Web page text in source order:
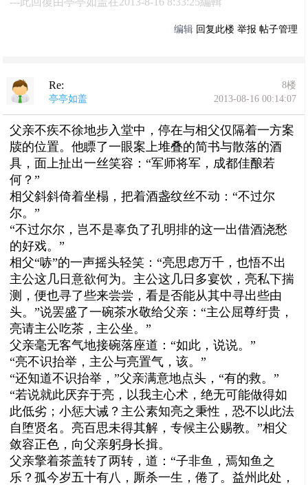
编辑 回复此楼 举报 帖子管理
Re:
8楼
亭亭如盖
2013-08-16 00:14:07
父亲不疾不徐地步入堂中，停在与相父仅隔着一方案
牍的位置。他瞟了一眼案上堆叠的简书与散落的酒
具，面上扯出一丝笑容：“军师将军，成都佳酿若
何？”
相父斜斜倚着坐榻，把着酒盏纹丝不动：“不过尔
尔。”
“不过尔尔，岂不是辜负了孔明排的这一出借酒浇愁
的好戏。”
相父“哧”的一声摇头轻笑：“亮思虑万千，也悟不出
主公这几日意欲何为。主公这几日多宴饮，亮私下揣
测，便也寻了些来尝尝，看是否能从其中寻出些由
头。”说罢盛了一碗茶水敬给父亲：“主公屈尊纡贵，
亮请主公吃茶，主公坐。”
父亲毫无客气地接碗落座道：“如此，说说。”
“亮不识抬举，主公与亮置气，该。”
“还知道不识抬举，”父亲满意地点头，“有的救。”
“若说就此厌弃于亮，以我主心术，绝无可能做得如
此低劣；小惩大诫？主公素知亮之秉性，恐不以此法
自堕贤名。亮百思未得其解，专候主公赐教。”相父
敛容正色，向父亲躬身长揖。
父亲擎着茶盖转了两转，道：“子非鱼，焉知鱼之
乐？孤今岁五十有八，厮杀一生，倦了。益州此处，